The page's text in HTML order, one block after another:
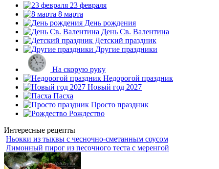
23 февраля
8 марта
День рождения
День Св. Валентина
Детский праздник
Другие праздники
На скорую руку
Недорогой праздник
Новый год 2027
Пасха
Просто праздник
Рождество
Интересные рецепты
Ньокки из тыквы с чесночно-сметанным соусом
Лимонный пирог из песочного теста с меренгой